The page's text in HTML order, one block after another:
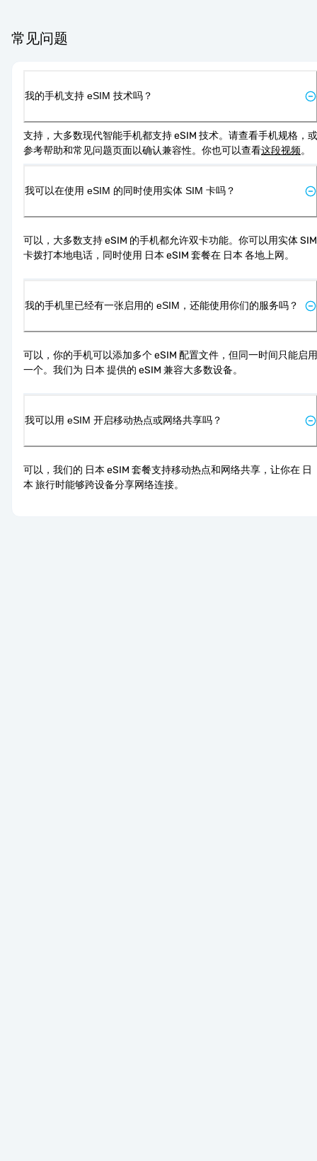
常见问题
我的手机支持 eSIM 技术吗？
支持，大多数现代智能手机都支持 eSIM 技术。请查看手机规格，或
参考帮助和常见问题页面以确认兼容性。你也可以查看这段视频。
我可以在使用 eSIM 的同时使用实体 SIM 卡吗？
可以，大多数支持 eSIM 的手机都允许双卡功能。你可以用实体 SIM
卡拨打本地电话，同时使用 日本 eSIM 套餐在 日本 各地上网。
我的手机里已经有一张启用的 eSIM，还能使用你们的服务吗？
可以，你的手机可以添加多个 eSIM 配置文件，但同一时间只能启用
一个。我们为 日本 提供的 eSIM 兼容大多数设备。
我可以用 eSIM 开启移动热点或网络共享吗？
可以，我们的 日本 eSIM 套餐支持移动热点和网络共享，让你在 日
本 旅行时能够跨设备分享网络连接。